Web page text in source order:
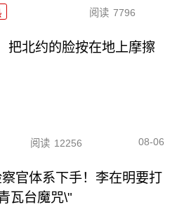
阅读 7796
把北约的脸按在地上摩擦
阅读 12256 08-06
官体系下手！李在明要打
瓦台魔咒\"